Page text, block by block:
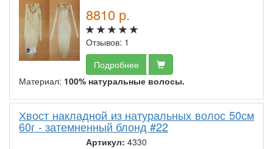
8810 р.
Отзывов: 1
Подробнее
Материал: 100% натуральные волосы.
Хвост накладной из натуральных волос 50см
60г - затемненный блонд #22
Артикул: 4330